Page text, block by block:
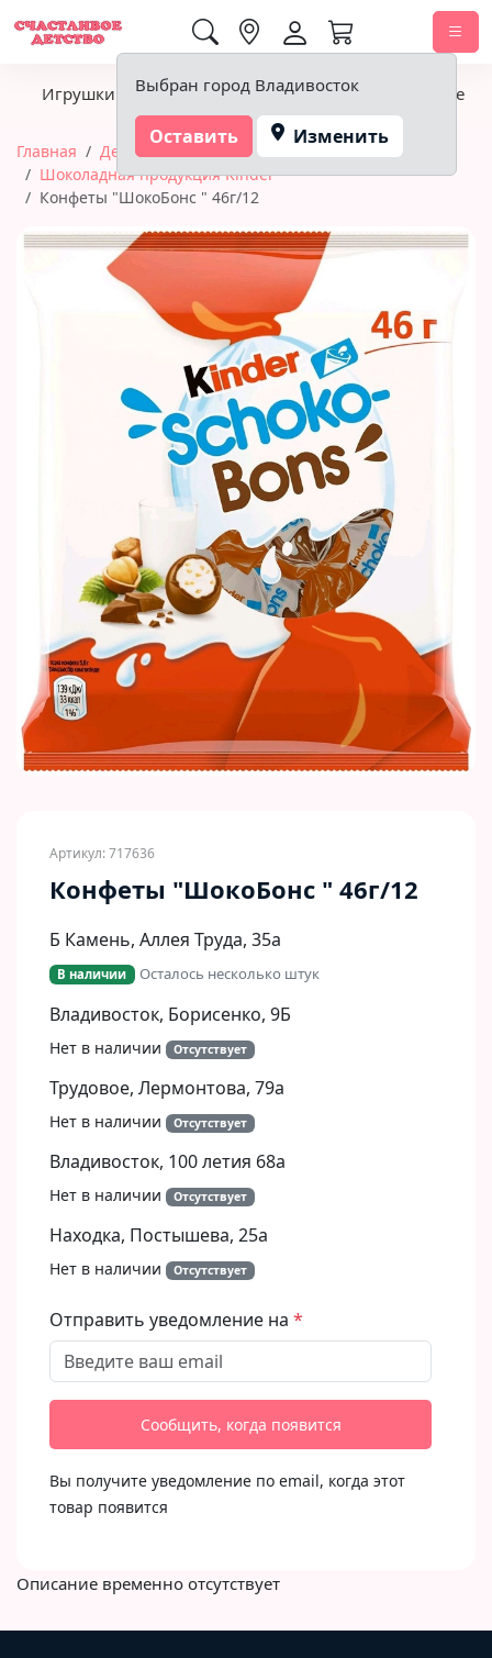
Выбран город Владивосток
Оставить Изменить
Игрушки Детское питание Подгузники, гигиена
Главная
Детское питание
Шоколадная продукция Kinder
Конфеты "ШокоБонс " 46г/12
Артикул: 717636
Конфеты "ШокоБонс " 46г/12
Б Камень, Аллея Труда, 35а
В наличии Осталось несколько штук
Владивосток, Борисенко, 9Б​
Нет в наличии Отсутствует
Трудовое, Лермонтова, 79а
Нет в наличии Отсутствует
Владивосток, 100 летия 68а
Нет в наличии Отсутствует
Находка, Постышева, 25а
Нет в наличии Отсутствует
Отправить уведомление на
Сообщить, когда появится
Вы получите уведомление по email, когда этот
товар появится
Описание временно отсутствует